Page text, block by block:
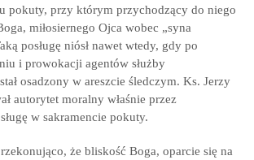
pokuty, przy którym przychodzący do niego
miłosiernego Ojca wobec „syna
posługę niósł nawet wtedy, gdy po
i prowokacji agentów służby
osadzony w areszcie śledczym. Ks. Jerzy
autorytet moralny właśnie przez
w sakramencie pokuty.
że bliskość Boga, oparcie się na